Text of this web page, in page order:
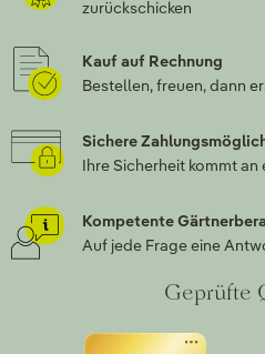
zurückschicken
Kauf auf Rechnung
Bestellen, freuen, dann
Sichere
Ihre Sicherheit kommt
Kompetente
Auf jede Frage eine
Geprüfte